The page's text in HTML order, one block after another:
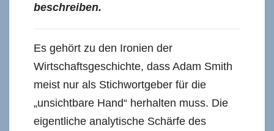
beschreiben.
Es gehört zu den Ironien der
Wirtschaftsgeschichte, dass Adam Smith
meist nur als Stichwortgeber für die
„unsichtbare Hand“ herhalten muss. Die
eigentliche analytische Schärfe des